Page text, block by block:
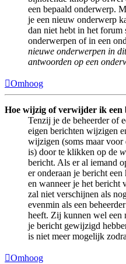
een bepaald onderwerp.
je een nieuw onderwerp
dan niet hebt in het forum
onderwerpen of in een
nieuwe onderwerpen in
antwoorden op een
Omhoog
Hoe wijzig of verwijder ik een
Tenzij je de beheerder of
eigen berichten wijzigen
wijzigen (soms maar voor
is) door te klikken op de
bericht. Als er al iemand
er onderaan je bericht
en wanneer je het bericht
zal niet verschijnen als
evenmin als een
heeft. Zij kunnen wel een
je bericht gewijzigd
is niet meer mogelijk
Omhoog